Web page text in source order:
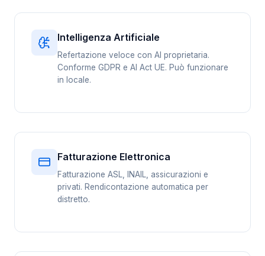
Intelligenza Artificiale
Refertazione veloce con AI proprietaria.
Conforme GDPR e AI Act UE. Può funzionare
in locale.
Fatturazione Elettronica
Fatturazione ASL, INAIL, assicurazioni e
privati. Rendicontazione automatica per
distretto.